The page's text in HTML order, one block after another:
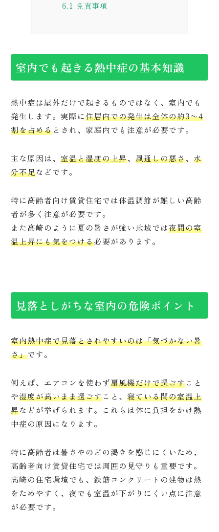
6.1 免責事項
室内でも起きる熱中症の基本知識
熱中症は屋外だけで起きるものではなく、室内でも
発生します。実際に住居内での発生は全体の約3〜4
割を占めるとされ、家庭内でも注意が必要です。
主な原因は、室温と湿度の上昇、風通しの悪さ、水
分不足などです。
特に高齢者向け賃貸住宅では体温調節が難しい高齢
者が多く注意が必要です。
また高崎のように夏の暑さが強い地域では夜間の室
温上昇にも気をつける必要があります。
見落としがちな室内の危険ポイント
室内熱中症で見落とされやすいのは「気づかない暑
さ」です。
例えば、エアコンを使わず扇風機だけで過ごすこと
や湿度が高いまま過ごすこと、寝ている間の室温上
昇などが挙げられます。これらは体に負担をかけ熱
中症の原因になります。
特に高齢者は暑さやのどの渇きを感じにくいため、
高齢者向け賃貸住宅では周囲の見守りも重要です。
高崎の住宅環境でも、鉄筋コンクリートの建物は熱
をためやすく、夜でも室温が下がりにくい点に注意
が必要です。